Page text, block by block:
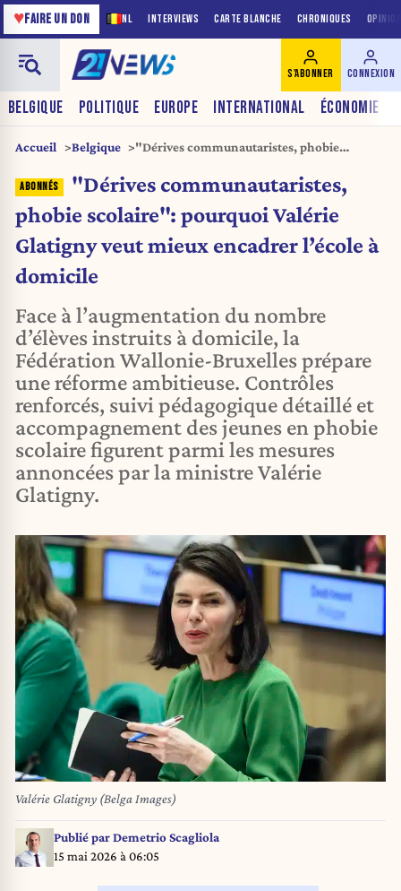
NL INTERVIEWS CARTE BLANCHE CHRONIQUES
♥FAIRE UN DON
BELGIQUE POLITIQUE EUROPE INTERNATIONAL ÉCONOMIE
S'ABONNER CONNEXION
Accueil Belgique
"Dérives communautaristes, phobie
mieux encadrer l’école à domicile
"Dérives communautaristes,
phobie scolaire": pourquoi Valérie
Glatigny veut mieux encadrer l’école à
domicile
Face à l’augmentation du nombre
d’élèves instruits à domicile, la
Fédération Wallonie-Bruxelles prépare
une réforme ambitieuse. Contrôles
renforcés, suivi pédagogique détaillé et
accompagnement des jeunes en phobie
scolaire figurent parmi les mesures
annoncées par la ministre Valérie
Glatigny.
Valérie Glatigny (Belga Images)
Publié parDemetrio Scagliola
15 mai 2026 à 06:05